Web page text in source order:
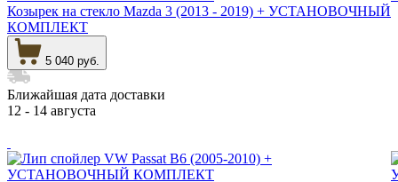
Козырек на стекло Mazda 3 (2013 - 2019) + УСТАНОВОЧНЫЙ
КОМПЛЕКТ
5 040 руб.
Ближайшая дата доставки
12 - 14 августа